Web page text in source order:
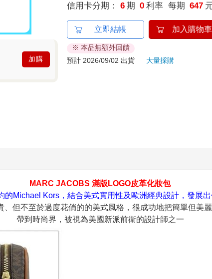
加購
信用卡分期： 6 期 0 利率 每期 647
立即結帳 加入購物車
※ 本品無額外回饋
預計 2026/09/02 出貨
大量採購
MARC JACOBS 滿版LOGO皮革化妝包
的Michael Kors，結合美式實用性及歐洲經典設計，發展
、但不至於過度花俏的的美式風格，很成功地把簡單但美
帶到時尚界，被視為美國新派前衛的設計師之一